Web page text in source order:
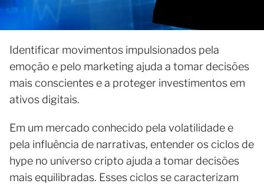
Identificar movimentos impulsionados pela
emoção e pelo marketing ajuda a tomar decisões
mais conscientes e a proteger investimentos em
ativos digitais.
Em um mercado conhecido pela volatilidade e
pela influência de narrativas, entender os ciclos de
hype no universo cripto ajuda a tomar decisões
mais equilibradas. Esses ciclos se caracterizam